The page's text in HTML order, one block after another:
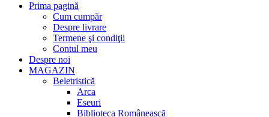
Prima pagină
Cum cumpăr
Despre livrare
Termene şi condiţii
Contul meu
Despre noi
MAGAZIN
Beletristică
Arca
Eseuri
Biblioteca Românească